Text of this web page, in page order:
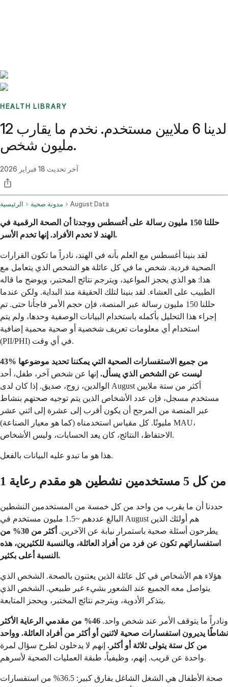
HEALTH LIBRARY
لدينا 6 ملايين مستخدم. نخدم ما يقارب 12
مليون شخص.
آخر تحديث 18 فبراير 2026
الرئيسية مدونة صحية August Data
حللنا 150 مليون رسالة على أغسطس ووجدنا أن الصحة الرقمية في
الهند لا تخدم الأفراد. إنها تخدم الأسر.
لقد بنينا أغسطس مع العلم بأنه في الهند، نادراً ما تكون القرارات
الصحية فردية. شخص ما في كل عائلة هو الشخص الذي يتعامل مع
هذا: هو الذي يحجز المواعيد، ويترجم نتائج المختبر، ويوضح ما قاله
الطبيب على العشاء. لقد بنينا لتلك الحقيقة منذ البداية. ولكن عندما
حللنا 150 مليون رسالة عبر المنصة، فإن حجم الأمر فاجأنا حتى. تم
إجراء هذا التحليل بأكمله باستخدام البيانات الوصفية وحدها، ولم يتم
استخدام أي معلومات تعريف شخصية أو صحية محمية إضافية
(PII/PHI) في أي وقت.
43% من جميع الاستفسارات الصحية التي يمكننا تحديد موضوعها
ليست عن الشخص الذي يسأل. إنها عن شخص آخر، طفل، أحد
الوالدين، زوج، صديق. إذا كان لدى August أكثر من ستة ملايين
مستخدم مسجل، فإن عدد الأشخاص الذين يتم توجيه صحتهم بنشاط
عبر المنصة من المرجح أن يكون أقرب إلى عشرة إلى اثني عشر
مليونًا. كل مقياس استخدمناه (كما هو معيار الصناعة) MAU،
الاحتفاظ، النتائج، كان يعد الحسابات، وليس الأشخاص.
هذا هو ما تبدو عليه البيانات بالفعل.
1 من كل 5 مستخدمين نشطين هو مقدم رعاية
حددنا أن ما يقرب من واحد من كل خمسة من المستخدمين النشطين
البالغ عددهم ~1.5 مليون مستخدم في August هم أولئك الذين
يطرحون أسئلة صحية باستمرار نيابة عن الآخرين.
أكثر من 30% من
استفساراتهم تكون عن فرد من أفراد العائلة، وبالنسبة للكثيرين، هذه
النسبة أعلى بكثير.
هؤلاء هم الأشخاص في كل عائلة الذين يعتنون بالصحة. الشخص الذي
يتواصل معه الجميع عند الشعور بشيء غير طبيعي. الشخص الذي
يتذكر الأدوية، ويترجم نتائج المختبر، ويحجز المتابعة.
ونادراً ما يتوقف الأمر عند شخص واحد.
46% من مقدمي الرعاية الأكثر
نشاطًا يديرون استفسارات صحية لاثنين أو أكثر من أفراد العائلة. وواحد
من كل ستة يتولى ثلاثة أو أكثر. إنهم لا يدخلون لطرح سؤال لمرة
واحدة عن قريب. إنهم، وظيفياً، طبقة العمليات الصحية لأسرهم.
صحة الأطفال هي الشغل الشاغل بفارق كبير: 36.5% من استفسارات